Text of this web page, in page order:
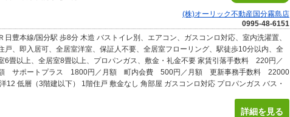
(株)オーリック不動産国分霧島店
0995-48-6151
日豊本線/国分駅 歩8分 木造 バストイレ別、エアコン、ガスコンロ対応、室内洗濯置、
戸、即入居可、全居室洋室、保証人不要、全居室フローリング、駅徒歩10分以内、全
6畳以上、全居室8畳以上、プロパンガス、敷金・礼金不要 家賃引落手数料 220円／
サポートプラス 1800円／月額 町内会費 500円／月額 更新事務手数料 22000
12 低層（3階建以下） 1階住戸 敷金なし 角部屋 ガスコンロ対応 プロパンガス バス・
詳細を見る